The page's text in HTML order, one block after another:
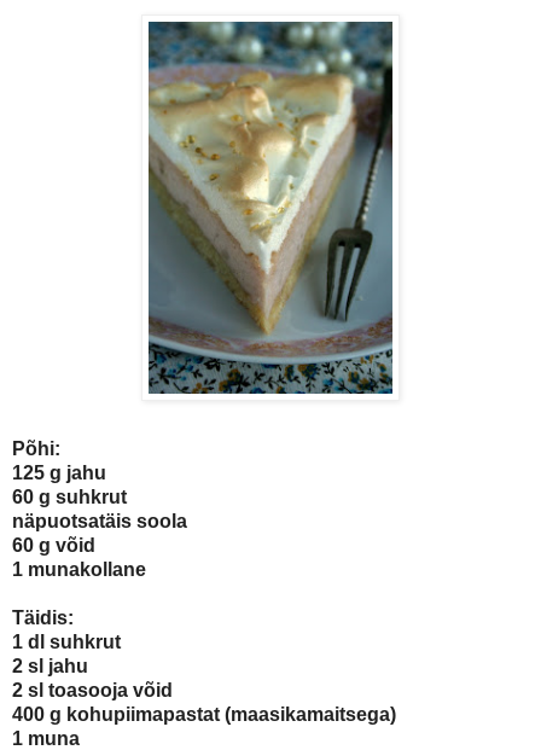
Põhi:
125 g jahu
60 g suhkrut
näpuotsatäis soola
60 g võid
1 munakollane
Täidis:
1 dl suhkrut
2 sl jahu
2 sl toasooja võid
400 g kohupiimapastat (maasikamaitsega)
1 muna